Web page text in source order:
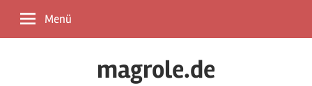
Inhalt
Menü
magrole.de